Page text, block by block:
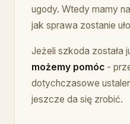
ugody. Wtedy mamy
jak sprawa zostanie
Jeżeli szkoda została
możemy pomóc -
dotychczasowe
jeszcze da się zrobić.